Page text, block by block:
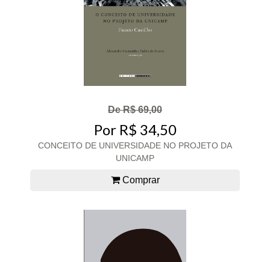
De R$ 69,00
Por R$ 34,50
CONCEITO DE UNIVERSIDADE NO PROJETO DA
UNICAMP
Comprar